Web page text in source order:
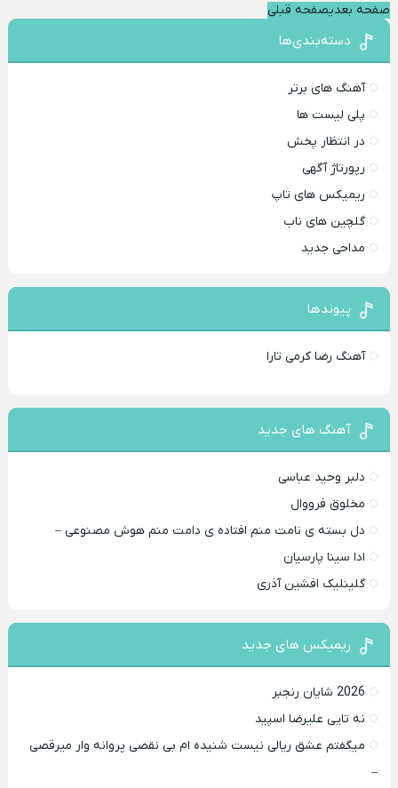
صفحه بعدیصفحه قبلی
دسته‌بندی‌ها
آهنگ های برتر
پلی لیست ها
در انتظار پخش
رپورتاژ آگهی
ریمیکس های تاپ
گلچین های ناب
مداحی جدید
پیوندها
آهنگ رضا کرمی تارا
آهنگ های جدید
دلبر وحید عباسی
مخلوق فرووال
دل بسته ی نامت منم افتاده ی دامت منم هوش مصنوعی –
ادا سینا پارسیان
گلینلیک افشین آذری
ریمیکس های جدید
2026 شایان رنجبر
نه تایی علیرضا اسپید
میگفتم عشق ریالی نیست شنیده ام بی نقصی پروانه وار میرقصی
–